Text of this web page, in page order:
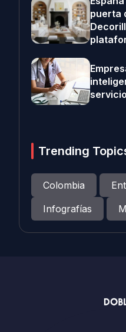
puerta
Trending
Colombia
Infografías